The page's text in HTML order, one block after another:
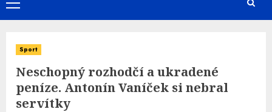
Primary
Menu
Sport
Neschopný rozhodčí a ukradené
peníze. Antonín Vaníček si nebral
servítky